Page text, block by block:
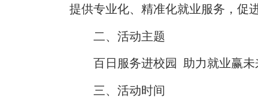
提供专业化、精准化就业服务，促
二、活动主题
百日服务进校园 助力就业赢未
三、活动时间